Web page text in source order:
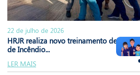
22 de julho de 2026
HRJR realiza novo treinamento de Brigada
de Incêndio...
LER MAIS